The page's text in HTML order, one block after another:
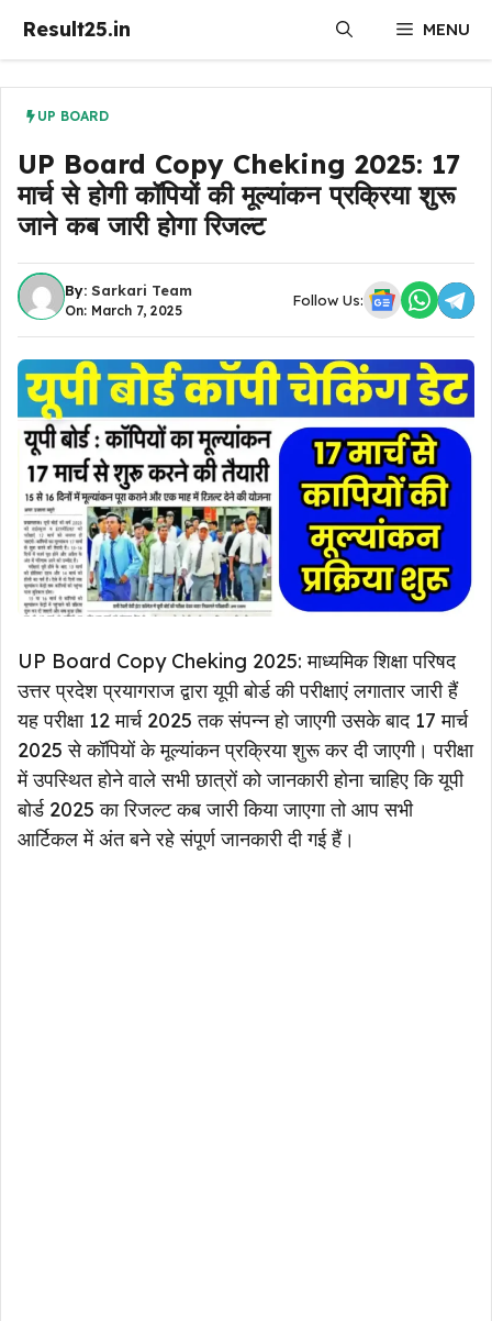
Result25.in MENU
UP BOARD
UP Board Copy Cheking 2025: 17
मार्च से होगी कॉपियों की मूल्यांकन प्रक्रिया शुरू
जाने कब जारी होगा रिजल्ट
By: Sarkari Team
On: March 7, 2025
Follow Us:
UP Board Copy Cheking 2025: माध्यमिक शिक्षा परिषद
उत्तर प्रदेश प्रयागराज द्वारा यूपी बोर्ड की परीक्षाएं लगातार जारी हैं
यह परीक्षा 12 मार्च 2025 तक संपन्न हो जाएगी उसके बाद 17 मार्च
2025 से कॉपियों के मूल्यांकन प्रक्रिया शुरू कर दी जाएगी। परीक्षा
में उपस्थित होने वाले सभी छात्रों को जानकारी होना चाहिए कि यूपी
बोर्ड 2025 का रिजल्ट कब जारी किया जाएगा तो आप सभी
आर्टिकल में अंत बने रहे संपूर्ण जानकारी दी गई हैं।